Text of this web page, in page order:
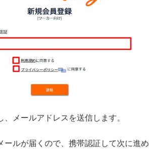
、メールアドレスを送信します。
ールが届くので、携帯認証して次に進め